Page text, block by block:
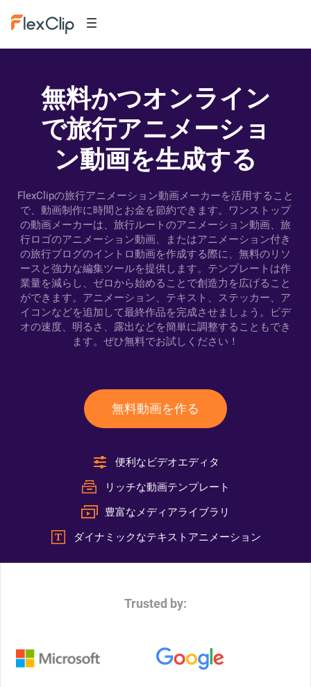
無料かつオンライン
で旅行アニメーショ
ン動画を生成する
FlexClipの旅行アニメーション動画メーカーを活用すること
で、動画制作に時間とお金を節約できます。ワンストップ
の動画メーカーは、旅行ルートのアニメーション動画、旅
行ロゴのアニメーション動画、またはアニメーション付き
の旅行ブログのイントロ動画を作成する際に、無料のリソ
ースと強力な編集ツールを提供します。テンプレートは作
業量を減らし、ゼロから始めることで創造力を広げること
ができます。アニメーション、テキスト、ステッカー、ア
イコンなどを追加して最終作品を完成させましょう。ビデ
オの速度、明るさ、露出などを簡単に調整することもでき
ます。ぜひ無料でお試しください！
無料動画を作る
便利なビデオエディタ
リッチな動画テンプレート
豊富なメディアライブラリ
ダイナミックなテキストアニメーション
Trusted by: